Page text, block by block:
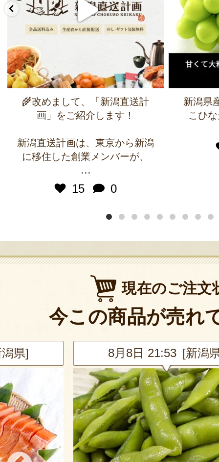
🌾改めまして、「新潟直送計
画」をご紹介します！
新潟直送計画は、東京から新潟
に移住した創業メンバーが、
...
15
0
新潟県
こひ
現在のご注文
今この商品が売れ
県] 8月8日 21:53 [新潟